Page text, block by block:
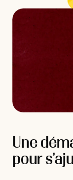
Une
pour